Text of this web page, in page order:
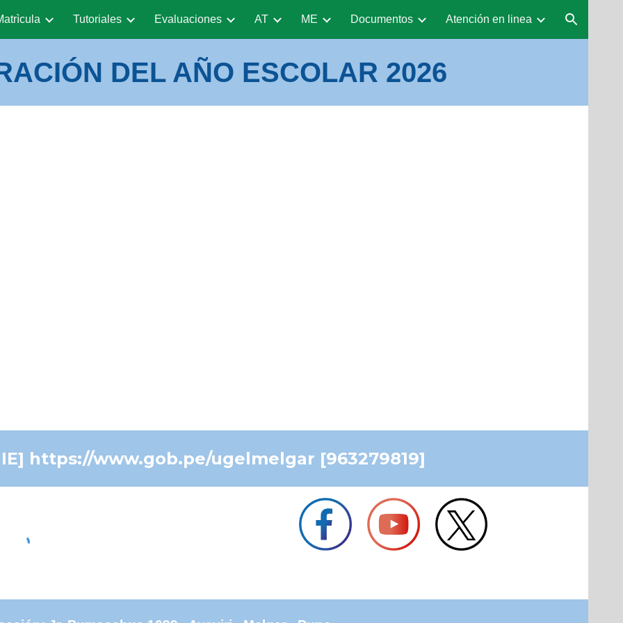
to main content Skip to navigation
Tutoriales Evaluaciones AT ME Documentos Atención en linea
DEL AÑO ESCOLAR 2026
https://www.gob.pe/ugelmelgar [963279819]